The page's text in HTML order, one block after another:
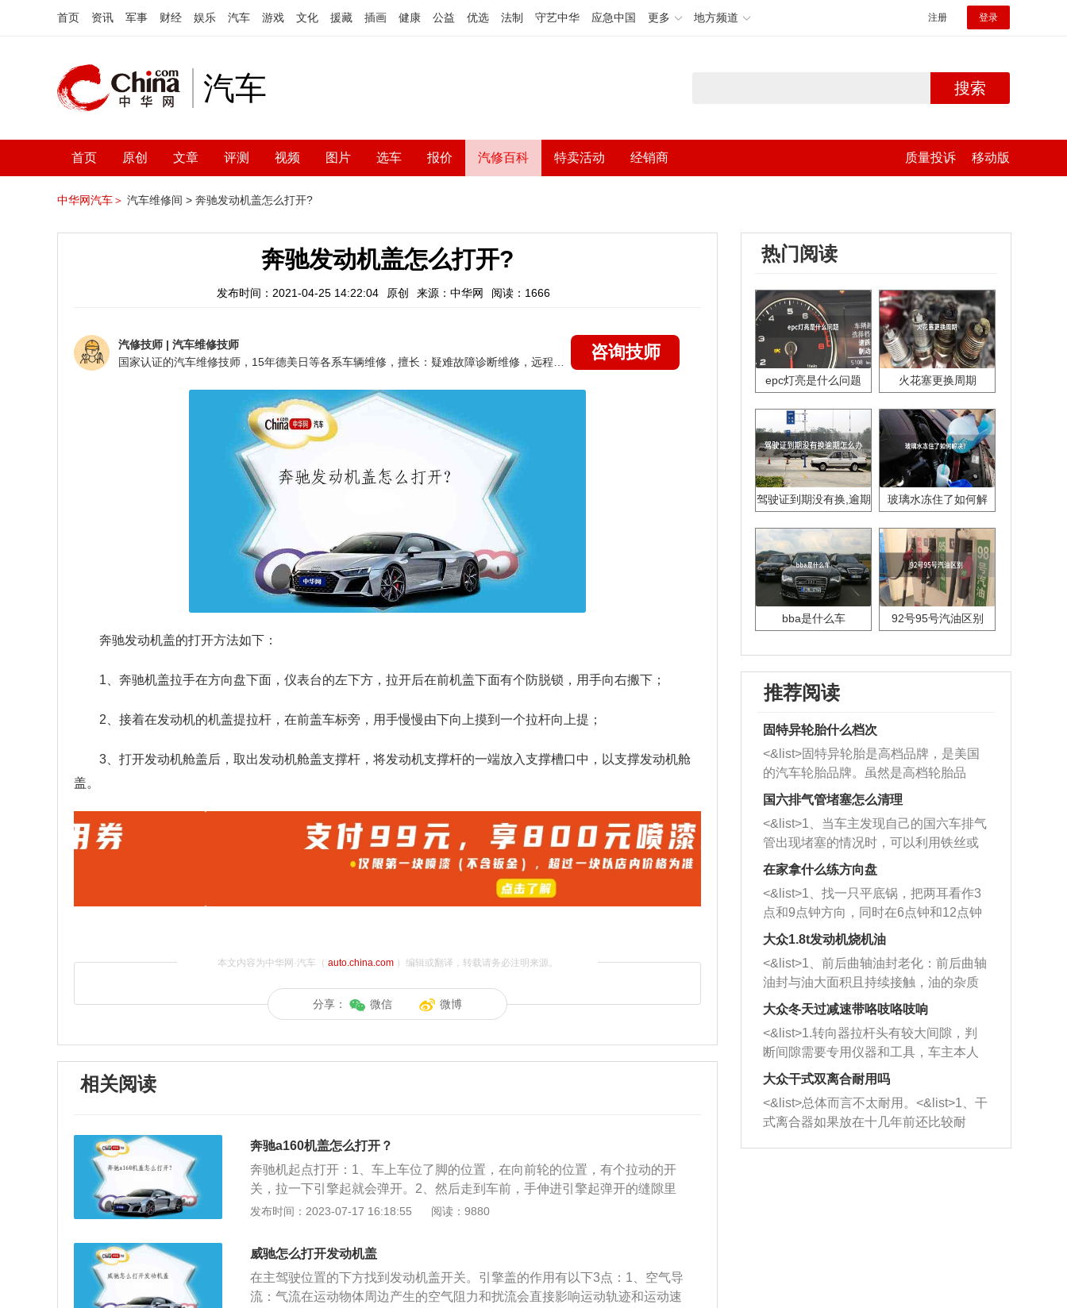
首页 资讯 军事 财经 娱乐 汽车 游戏 文化 援藏 插画 健康 公益 优选 法制 守艺中华 应急中国 更多 地方频道 注册 登录
汽车 搜索
首页 原创 文章 评测 视频 图片 选车 报价 汽修百科 特卖活动 经销商 质量投诉 移动版
中华网汽车＞ 汽车维修间 > 奔驰发动机盖怎么打开?
奔驰发动机盖怎么打开?
发布时间：2021-04-25 14:22:04 原创 来源：中华网 阅读：1666
汽修技师 | 汽车维修技师
咨询技师
奔驰发动机盖的打开方法如下：
1、奔驰机盖拉手在方向盘下面，仪表台的左下方，拉开后在前机盖下面有个防脱锁，用手向右搬下；
2、接着在发动机的机盖提拉杆，在前盖车标旁，用手慢慢由下向上摸到一个拉杆向上提；
3、打开发动机舱盖后，取出发动机舱盖支撑杆，将发动机支撑杆的一端放入支撑槽口中，以支撑发动机舱
盖。
本文内容为中华网·汽车（ auto.china.com）编辑或翻译，转载请务必注明来源。
分享： 微信 微博
相关阅读
奔驰a160机盖怎么打开？
奔驰机起点打开：1、车上车位了脚的位置，在向前轮的位置，有个拉动的开
关，拉一下引擎起就会弹开。2、然后走到车前，手伸进引擎起弹开的缝隙里
（在车头中间）。3、里面有一个可以按动的开关，按一下开关，同时抬起引擎
头正前方拉一下机器舱起就只会说出来一个拉手，拉着这个拉手向上摆机舱起即
发布时间：2023-07-17 16:18:55 阅读：9880
威驰怎么打开发动机盖
在主驾驶位置的下方找到发动机盖开关。引擎盖的作用有以下3点：1、空气导
流：气流在运动物体周边产生的空气阻力和扰流会直接影响运动轨迹和运动速
热门阅读
epc灯亮是什么问题 火花塞更换周期
驾驶证到期没有换,逾期
玻璃水冻住了如何解
bba是什么车 92号95号汽油区别
推荐阅读
固特异轮胎什么档次
<&list>固特异轮胎是高档品牌，是美国
的汽车轮胎品牌。虽然是高档轮胎品
牌，但是中高低端的轮胎都有生产，这
也是为了更好的开拓市场。
国六排气管堵塞怎么清理
<&list>1、当车主发现自己的国六车排气
管出现堵塞的情况时，可以利用铁丝或
者是细棍，直接将杂物给取出来，如果
堵塞情况比较严重，也可以采取应急措
施。 <&list>2、直接利用木棍将所有的
杂物推到排气管里面的位置处，然后将
三元催化器拆解开，就可以将堵塞的东
西取出来。但如果是因为积碳过多引起
的堵塞，就需要将三元催化器泡在草酸
洗剂对堵塞的情况得到解决，将清洗剂
放在燃油箱中，与燃油混合后，车辆启
动时，就可以和汽油一起进入到燃烧
室，最后形成废气排出，就可以让三元
催化器得到清洗，排气管堵塞的情况就
能够得到解决。
在家拿什么练方向盘
<&list>1、找一只平底锅，把两耳看作3
点和9点钟方向，同时在6点钟和12点钟
方向做一个标记。 <&list>2、双手握住
一圈半的练习，往右同样也要打相同的
圈数。 <&list>3、最后强调要反复练
习，这样就可以形成肌肉记忆，在真实
驾驶车辆时，不需要记忆也能打好方
向。
大众1.8t发动机烧机油
<&list>1、前后曲轴油封老化：前后曲轴
油封与油大面积且持续接触，油的杂质
和发动机内持续温度变化使其密封效果
逐渐减弱，导致渗油或漏油。<&list>2、
活塞间隙过大：积碳会使活塞环与缸体
的间隙扩大，导致机油流入燃烧室中，
造成烧机油。<&list>3、机油粘度。使用
机油粘度过小的话，同样会有烧机油现
象，机油粘度过小具有很好的流动性，
大众冬天过减速带咯吱咯吱响
<&list>1.转向器拉杆头有较大间隙，判
断间隙需要专用仪器和工具，车主本人
无法制作，需要将车辆送到修理厂或4s
店；<&list>2.车辆半轴套管防尘罩破
裂，破裂后会出现漏油现象，使半轴磨
损严重，磨损的半轴容易损坏，产生异
响；<&list>3.稳定器的转向胶套和球头
大众干式双离合耐用吗
<&list>总体而言不太耐用。<&list>1、干
式离合器如果放在十几年前还比较耐